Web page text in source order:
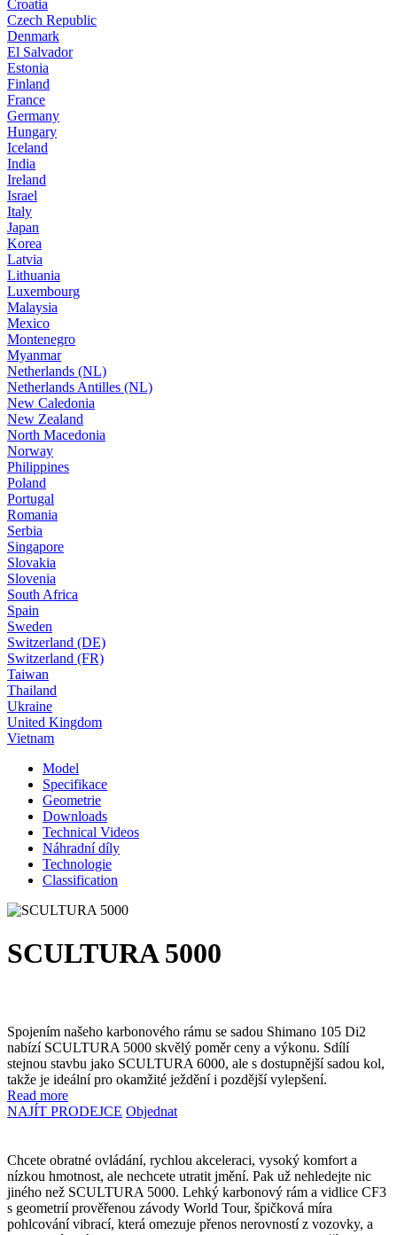
Croatia
Czech Republic
Denmark
El Salvador
Estonia
Finland
France
Germany
Hungary
Iceland
India
Ireland
Israel
Italy
Japan
Korea
Latvia
Lithuania
Luxembourg
Malaysia
Mexico
Montenegro
Myanmar
Netherlands (NL)
Netherlands Antilles (NL)
New Caledonia
New Zealand
North Macedonia
Norway
Philippines
Poland
Portugal
Romania
Serbia
Singapore
Slovakia
Slovenia
South Africa
Spain
Sweden
Switzerland (DE)
Switzerland (FR)
Taiwan
Thailand
Ukraine
United Kingdom
Vietnam
Model
Specifikace
Geometrie
Downloads
Technical Videos
Náhradní díly
Technologie
Classification
SCULTURA 5000
Spojením našeho karbonového rámu se sadou Shimano 105 Di2
nabízí SCULTURA 5000 skvělý poměr ceny a výkonu. Sdílí
stejnou stavbu jako SCULTURA 6000, ale s dostupnější sadou kol,
takže je ideální pro okamžité ježdění i pozdější vylepšení.
Read more
NAJÍT PRODEJCE Objednat
Chcete obratné ovládání, rychlou akceleraci, vysoký komfort a
nízkou hmotnost, ale nechcete utratit jmění. Pak už nehledejte nic
jiného než SCULTURA 5000. Lehký karbonový rám a vidlice CF3
s geometrií prověřenou závody World Tour, špičková míra
pohlcování vibrací, která omezuje přenos nerovností z vozovky, a